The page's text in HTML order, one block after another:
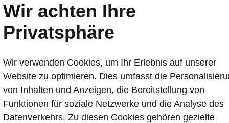
beheizbar
Wir achten Ihre
Privatsphäre
Wir verwenden Cookies, um Ihr Erlebnis auf unserer
Website zu optimieren. Dies umfasst die
von Inhalten und Anzeigen, die Bereitstellung von
Funktionen für soziale Netzwerke und die Analyse des
Datenverkehrs. Zu diesen Cookies gehören gezielte